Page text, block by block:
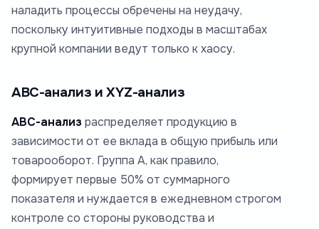
наладить процессы обречены на неудачу,
поскольку интуитивные подходы в масштабах
крупной компании ведут только к хаосу.
АВС-анализ и XYZ-анализ
АВС-анализ распределяет продукцию в
зависимости от ее вклада в общую прибыль или
товарооборот. Группа А, как правило,
формирует первые 50% от суммарного
показателя и нуждается в ежедневном строгом
контроле со стороны руководства и